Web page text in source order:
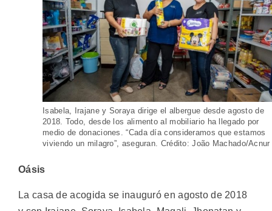
Isabela, Irajane y Soraya dirige el albergue desde agosto de
2018. Todo, desde los alimento al mobiliario ha llegado por
medio de donaciones. “Cada día consideramos que estamos
viviendo un milagro”, aseguran. Crédito: João Machado/Acnur
Oásis
La casa de acogida se inauguró en agosto de 2018